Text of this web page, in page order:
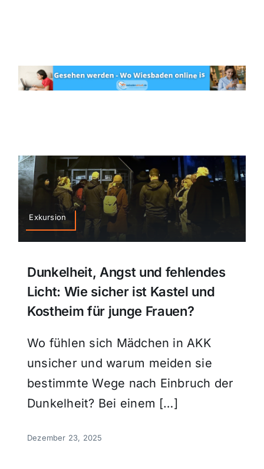
Exkursion
Dunkelheit, Angst und fehlendes
Licht: Wie sicher ist Kastel und
Kostheim für junge Frauen?
Wo fühlen sich Mädchen in AKK
unsicher und warum meiden sie
bestimmte Wege nach Einbruch der
Dunkelheit? Bei einem […]
Dezember 23, 2025